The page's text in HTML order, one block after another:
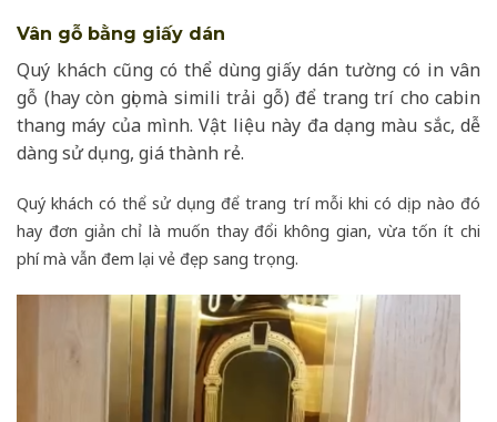
Vân gỗ bằng giấy dán
Quý khách cũng có thể dùng giấy dán tường có in vân
gỗ (hay còn gọi mà simili trải gỗ) để trang trí cho cabin
thang máy của mình. Vật liệu này đa dạng màu sắc, dễ
dàng sử dụng, giá thành rẻ.
Quý khách có thể sử dụng để trang trí mỗi khi có dịp nào đó
hay đơn giản chỉ là muốn thay đổi không gian, vừa tốn ít chi
phí mà vẫn đem lại vẻ đẹp sang trọng.